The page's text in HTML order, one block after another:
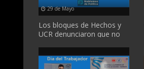
29 de Mayo
Los bloques de Hechos y
UCR denunciaron que no